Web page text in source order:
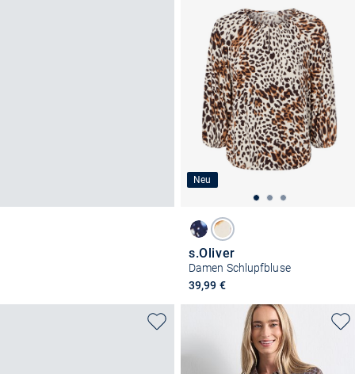
Neu
s.Oliver
Damen Schlupfbluse
39,99 €